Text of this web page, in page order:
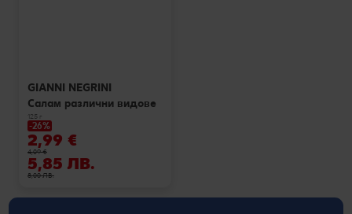
GIANNI NEGRINI
Салам различни видове
125 г
-26%
2,99 €
4,09 €
5,85 ЛВ.
8,00 ЛВ.